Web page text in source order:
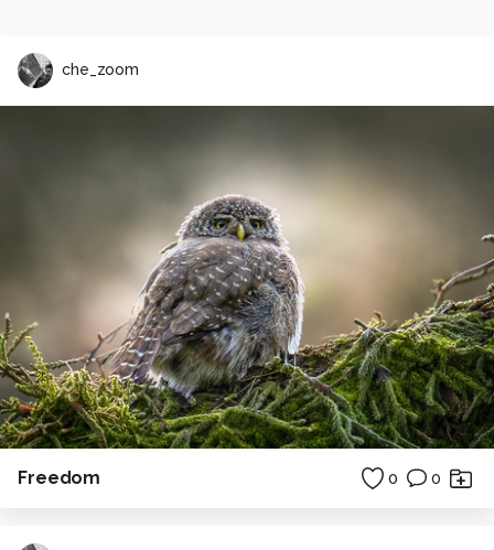
che_zoom
Freedom 0 0